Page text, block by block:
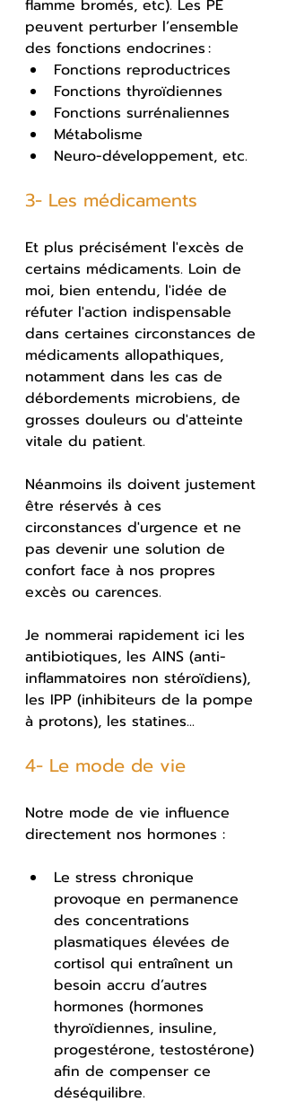
flamme bromés, etc). Les PE
peuvent perturber l’ensemble
des fonctions endocrines :
Fonctions reproductrices
Fonctions thyroïdiennes
Fonctions surrénaliennes
Métabolisme
Neuro-développement, etc.
3- Les médicaments
Et plus précisément l'excès de
certains médicaments. Loin de
moi, bien entendu, l'idée de
réfuter l'action indispensable
dans certaines circonstances de
médicaments allopathiques,
notamment dans les cas de
débordements microbiens, de
grosses douleurs ou d'atteinte
vitale du patient.
Néanmoins ils doivent justement
être réservés à ces
circonstances d'urgence et ne
pas devenir une solution de
confort face à nos propres
excès ou carences.
Je nommerai rapidement ici les
antibiotiques, les AINS (anti-
inflammatoires non stéroïdiens),
les IPP (inhibiteurs de la pompe
à protons), les statines...
4- Le mode de vie
Notre mode de vie influence
directement nos hormones :
Le stress chronique
provoque en permanence
des concentrations
plasmatiques élevées de
cortisol qui entraînent un
besoin accru d’autres
hormones (hormones
thyroïdiennes, insuline,
progestérone, testostérone)
afin de compenser ce
déséquilibre.